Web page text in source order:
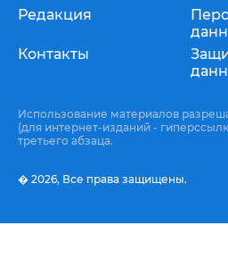
Редакция
Контакты
Использование материалов
(для интернет-изданий -
третьего абзаца.
� 2026, Все права защищены.